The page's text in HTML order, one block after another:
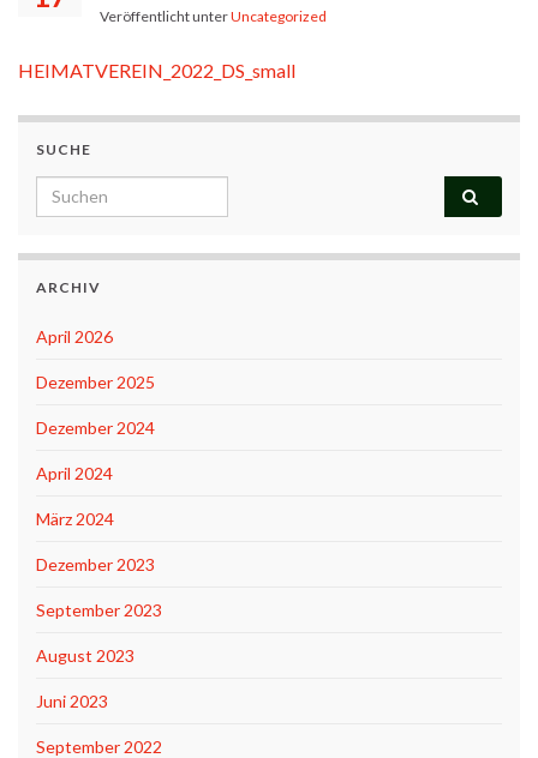
Veröffentlicht unterUncategorized
HEIMATVEREIN_2022_DS_small
SUCHE
Search for:
ARCHIV
April 2026
Dezember 2025
Dezember 2024
April 2024
März 2024
Dezember 2023
September 2023
August 2023
Juni 2023
September 2022